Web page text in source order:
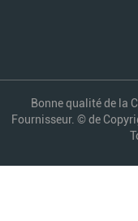
Bonne qualité de la
Fournisseur. © de